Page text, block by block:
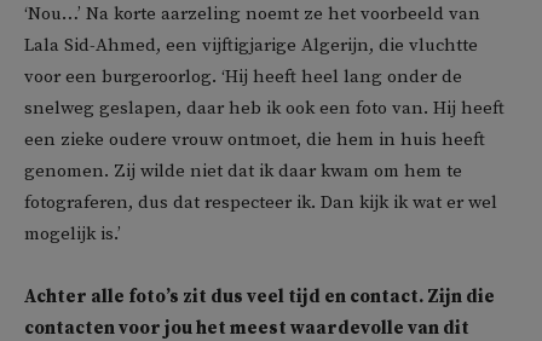
‘Nou…’ Na korte aarzeling noemt ze het voorbeeld van
Lala Sid-Ahmed, een vijftigjarige Algerijn, die vluchtte
voor een burgeroorlog. ‘Hij heeft heel lang onder de
snelweg geslapen, daar heb ik ook een foto van. Hij heeft
een zieke oudere vrouw ontmoet, die hem in huis heeft
genomen. Zij wilde niet dat ik daar kwam om hem te
fotograferen, dus dat respecteer ik. Dan kijk ik wat er wel
mogelijk is.’
Achter alle foto’s zit dus veel tijd en contact. Zijn die
contacten voor jou het meest waardevolle van dit